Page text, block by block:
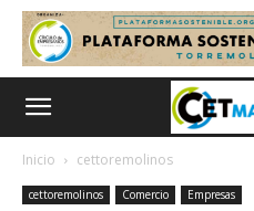
Inicio cettoremolinos
cettoremolinos Comercio Empresas